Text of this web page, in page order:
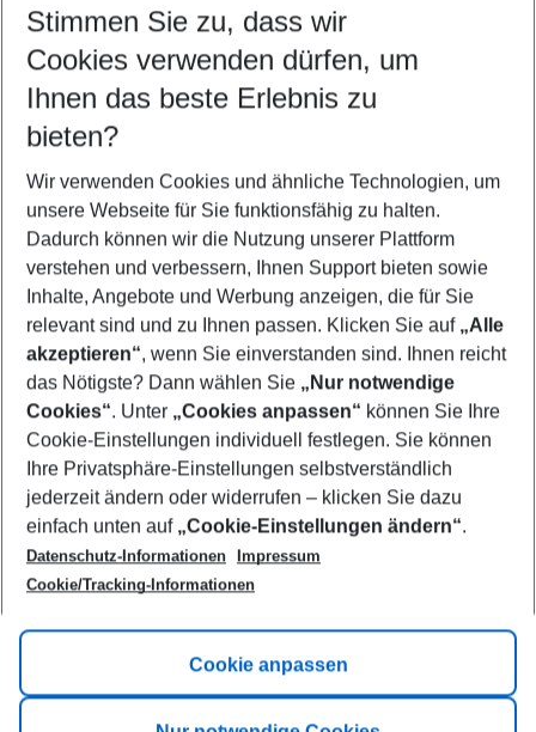
Customize your offer
Find the perfect deal which suits your best
Your departure airport
Any airport
Select your date range
09/08/26–07/08/27 5-8 nights
Who will travel
2 adults No children
Show more filter
Footer
Footer navigation
Title A
Link A
Stimmen Sie zu, dass wir
Cookies verwenden dürfen, um
Ihnen das beste Erlebnis zu
bieten?
Wir verwenden Cookies und ähnliche Technologien, um
unsere Webseite für Sie funktionsfähig zu halten.
Dadurch können wir die Nutzung unserer Plattform
verstehen und verbessern, Ihnen Support bieten sowie
Inhalte, Angebote und Werbung anzeigen, die für Sie
relevant sind und zu Ihnen passen. Klicken Sie auf „Alle
akzeptieren“, wenn Sie einverstanden sind. Ihnen reicht
das Nötigste? Dann wählen Sie „Nur notwendige
Cookies“. Unter „Cookies anpassen“ können Sie Ihre
Cookie-Einstellungen individuell festlegen. Sie können
Ihre Privatsphäre-Einstellungen selbstverständlich
jederzeit ändern oder widerrufen – klicken Sie dazu
einfach unten auf „Cookie-Einstellungen ändern“.
Datenschutz-Informationen
Impressum
Cookie/Tracking-Informationen
Cookie anpassen